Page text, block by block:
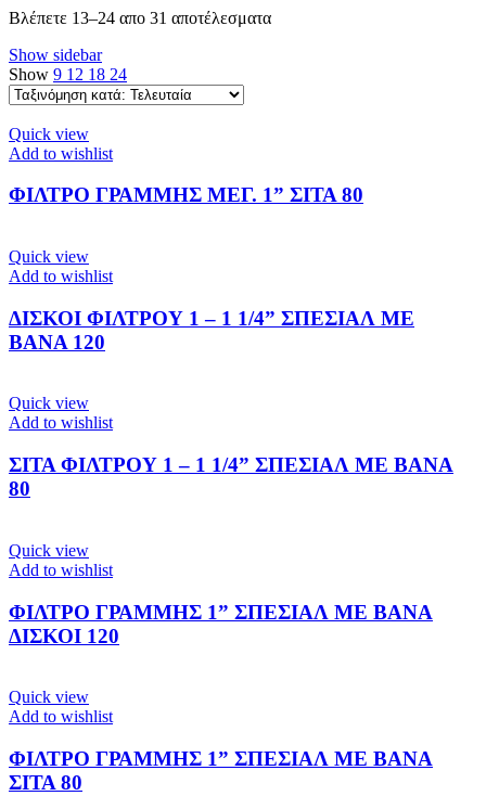
Βλέπετε 13–24 απο 31 αποτέλεσματαSorted
Show sidebar
Show 9 12 18 24
Quick view
Add to wishlist
ΦΙΛΤΡΟ ΓΡΑΜΜΗΣ ΜΕΓ. 1” ΣΙΤΑ 80
Quick view
Add to wishlist
ΔΙΣΚΟΙ ΦΙΛΤΡΟΥ 1 – 1 1/4” ΣΠΕΣΙΑΛ ΜΕ
ΒΑΝΑ 120
Quick view
Add to wishlist
ΣΙΤΑ ΦΙΛΤΡΟΥ 1 – 1 1/4” ΣΠΕΣΙΑΛ ΜΕ ΒΑΝΑ
80
Quick view
Add to wishlist
ΦΙΛΤΡΟ ΓΡΑΜΜΗΣ 1” ΣΠΕΣΙΑΛ ΜΕ ΒΑΝΑ
ΔΙΣΚΟΙ 120
Quick view
Add to wishlist
ΦΙΛΤΡΟ ΓΡΑΜΜΗΣ 1” ΣΠΕΣΙΑΛ ΜΕ ΒΑΝΑ
ΣΙΤΑ 80